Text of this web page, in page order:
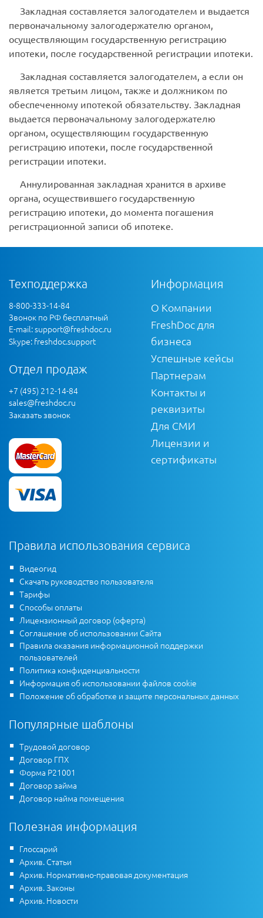
Закладная составляется залогодателем и выдается
первоначальному залогодержателю органом,
осуществляющим государственную регистрацию
ипотеки, после государственной регистрации ипотеки.
Закладная составляется залогодателем, а если он
является третьим лицом, также и должником по
обеспеченному ипотекой обязательству. Закладная
выдается первоначальному залогодержателю
органом, осуществляющим государственную
регистрацию ипотеки, после государственной
регистрации ипотеки.
Аннулированная закладная хранится в архиве
органа, осуществившего государственную
регистрацию ипотеки, до момента погашения
регистрационной записи об ипотеке.
Техподдержка
8-800-333-14-84
Звонок по РФ бесплатный
E-mail:support@freshdoc.ru
Skype: freshdoc.support
Отдел продаж
+7 (495) 212-14-84
sales@freshdoc.ru
Заказать звонок
Информация
О Компании
FreshDoc для
бизнеса
Успешные кейсы
Партнерам
Контакты и
реквизиты
Для СМИ
Лицензии и
сертификаты
Правила использования сервиса
Видеогид
Скачать руководство пользователя
Тарифы
Способы оплаты
Лицензионный договор (оферта)
Соглашение об использовании Сайта
Правила оказания информационной поддержки
пользователей
Политика конфиденциальности
Информация об использовании файлов cookie
Положение об обработке и защите персональных данных
Популярные шаблоны
Трудовой договор
Договор ГПХ
Форма Р21001
Договор займа
Договор найма помещения
Полезная информация
Глоссарий
Архив. Статьи
Архив. Нормативно-правовая документация
Архив. Законы
Архив. Новости